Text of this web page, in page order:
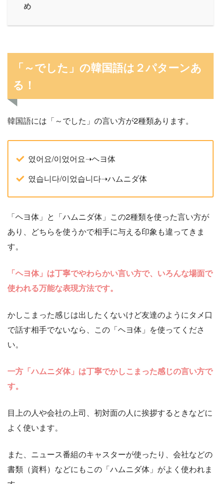
め
「～でした」の韓国語は２パターンあ
る！
韓国語には「～でした」の言い方が2種類あります。
였어요/이었어요➝ヘヨ体
였습니다/이었습니다➝ハムニダ体
「ヘヨ体」と「ハムニダ体」この2種類を使った言い方が
あり、どちらを使うかで相手に与える印象も違ってきま
す。
「ヘヨ体」は丁寧でやわらかい言い方で、いろんな場面で
使われる万能な表現方法です。
かしこまった感じは出したくないけど友達のようにタメ口
で話す相手でないなら、この「ヘヨ体」を使ってくださ
い。
一方「ハムニダ体」は丁寧でかしこまった感じの言い方で
す。
目上の人や会社の上司、初対面の人に挨拶するときなどに
よく使います。
また、ニュース番組のキャスターが使ったり、会社などの
書類（資料）などにもこの「ハムニダ体」がよく使われま